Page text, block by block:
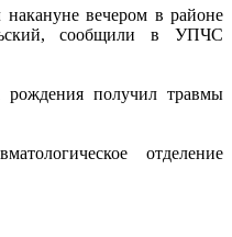
вечером в районе
сообщили в УПЧС
рождения получил травмы
отделение